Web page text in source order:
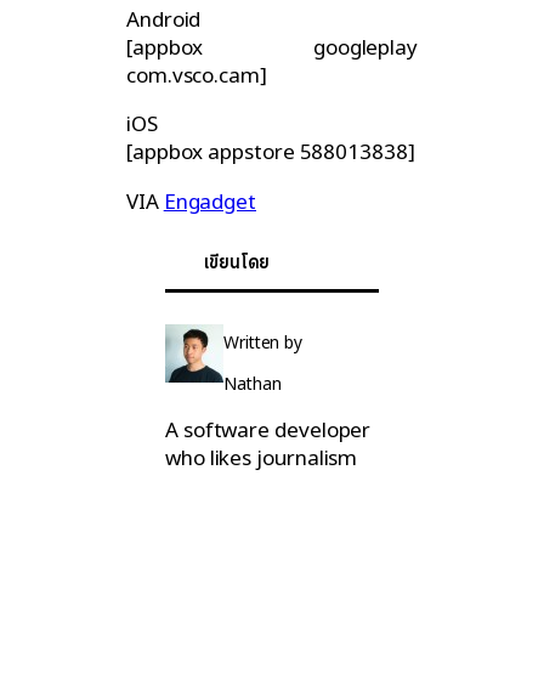
Android
[appbox googleplay
com.vsco.cam]
iOS
[appbox appstore 588013838]
VIA Engadget
เขียนโดย
Written by
Nathan
A software developer
who likes journalism